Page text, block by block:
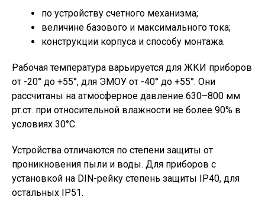
по устройству счетного механизма;
величине базового и максимального тока;
конструкции корпуса и способу монтажа.
Рабочая температура варьируется для ЖКИ приборов
от -20° до +55°, для ЭМОУ от -40° до +55°. Они
рассчитаны на атмосферное давление 630–800 мм
рт.ст. при относительной влажности не более 90% в
условиях 30°С.
Устройства отличаются по степени защиты от
проникновения пыли и воды. Для приборов с
установкой на DIN-рейку степень защиты IP40, для
остальных IP51.